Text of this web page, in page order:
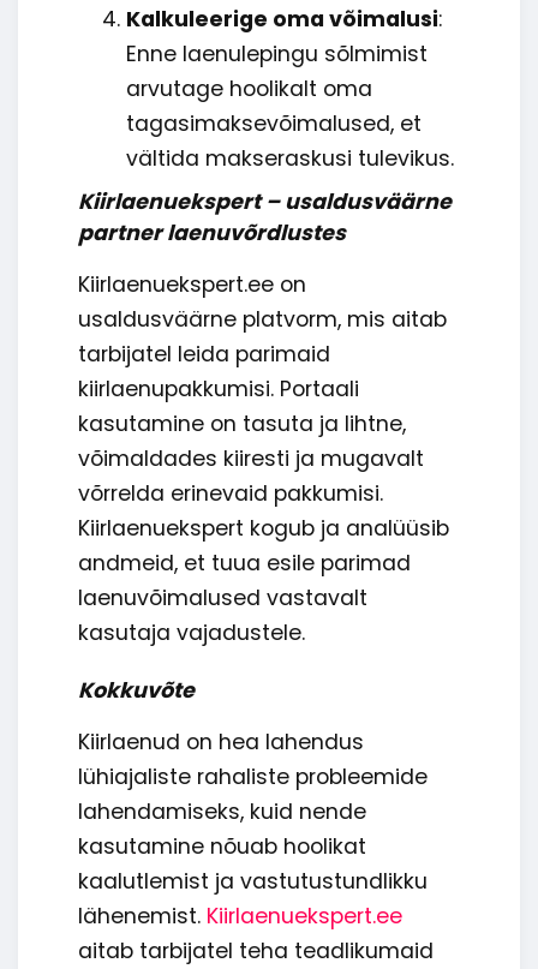
Kalkuleerige oma võimalusi:
Enne laenulepingu sõlmimist
arvutage hoolikalt oma
tagasimaksevõimalused, et
vältida makseraskusi tulevikus.
Kiirlaenuekspert – usaldusväärne
partner laenuvõrdlustes
Kiirlaenuekspert.ee on
usaldusväärne platvorm, mis aitab
tarbijatel leida parimaid
kiirlaenupakkumisi. Portaali
kasutamine on tasuta ja lihtne,
võimaldades kiiresti ja mugavalt
võrrelda erinevaid pakkumisi.
Kiirlaenuekspert kogub ja analüüsib
andmeid, et tuua esile parimad
laenuvõimalused vastavalt
kasutaja vajadustele.
Kokkuvõte
Kiirlaenud on hea lahendus
lühiajaliste rahaliste probleemide
lahendamiseks, kuid nende
kasutamine nõuab hoolikat
kaalutlemist ja vastutustundlikku
lähenemist. Kiirlaenuekspert.ee
aitab tarbijatel teha teadlikumaid